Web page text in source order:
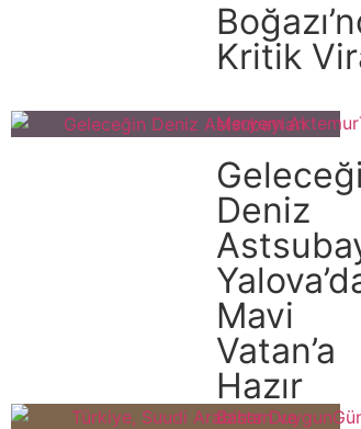
Kritik
Meryem Aktemur
Deniz
Mavi
Vatan’a
Hazır
Bahar Duygun